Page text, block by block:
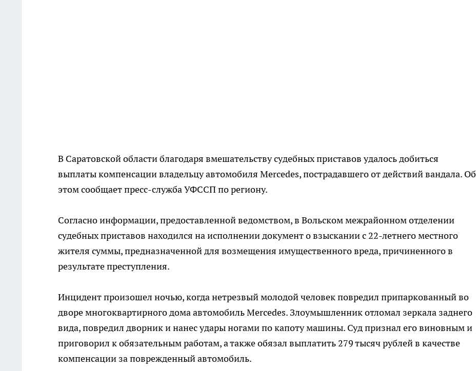
В Саратовской области благодаря вмешательству судебных приставов удалось добиться
выплаты компенсации владельцу автомобиля Mercedes, пострадавшего от действий вандала. Об
этом сообщает пресс-служба УФССП по региону.
Согласно информации, предоставленной ведомством, в Вольском межрайонном отделении
судебных приставов находился на исполнении документ о взыскании с 22-летнего местного
жителя суммы, предназначенной для возмещения имущественного вреда, причиненного в
результате преступления.
Инцидент произошел ночью, когда нетрезвый молодой человек повредил припаркованный во
дворе многоквартирного дома автомобиль Mercedes. Злоумышленник отломал зеркала заднего
вида, повредил дворник и нанес удары ногами по капоту машины. Суд признал его виновным и
приговорил к обязательным работам, а также обязал выплатить 279 тысяч рублей в качестве
компенсации за поврежденный автомобиль.